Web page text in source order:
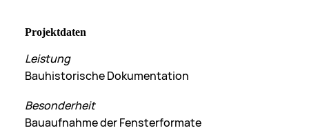
Kontakt
Referenzen
[BEST]
Projektdaten
Leistung
Bauhistorische Dokumentation
Besonderheit
Bauaufnahme der Fensterformate